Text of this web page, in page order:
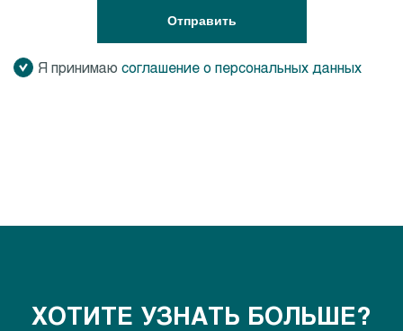
Отправить
Я принимаю соглашение о персональных данных
ХОТИТЕ УЗНАТЬ БОЛЬШЕ?